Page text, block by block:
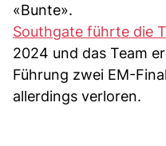
«Bunte».
Southgate führte die
2024 und das Team
Führung zwei EM-
allerdings verloren.